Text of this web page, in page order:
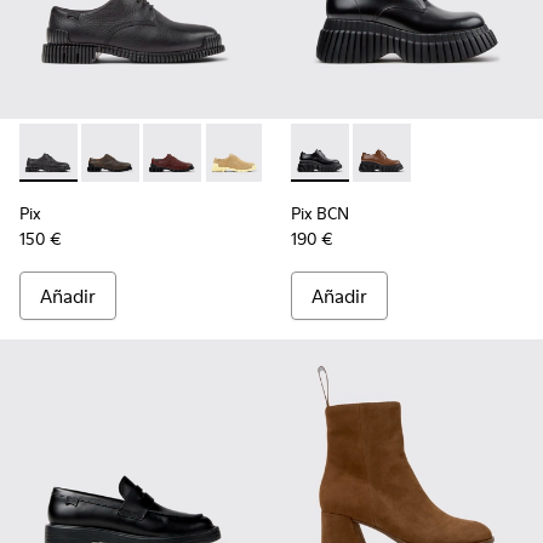
Pix - K201851-001 - Zapatos de piel negros para mujer.
Pix - K201851-011
Pix - K201851-010
Pix - K201851-007
Pix - K201851-003
Pix
150 €
Añadir
Pix BCN - K201949-001 -
Pix BCN - K201949-
Pix BCN
190 €
Añadir